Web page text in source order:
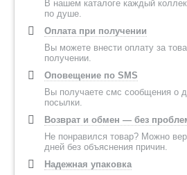
В нашем каталоге каждый
по душе.
Оплата при получении
Вы можете внести оплату за
получении.
Оповещение по SMS
Вы получаете смс сообщения о
посылки.
Возврат и обмен — без
Не понравился товар? Можно
дней без объяснения причин.
Надежная упаковка